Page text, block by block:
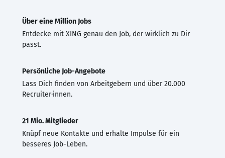
Über eine Million Jobs
Entdecke mit XING genau den Job, der wirklich zu Dir
passt.
Persönliche Job-Angebote
Lass Dich finden von Arbeitgebern und über 20.000
Recruiter·innen.
21 Mio. Mitglieder
Knüpf neue Kontakte und erhalte Impulse für ein
besseres Job-Leben.